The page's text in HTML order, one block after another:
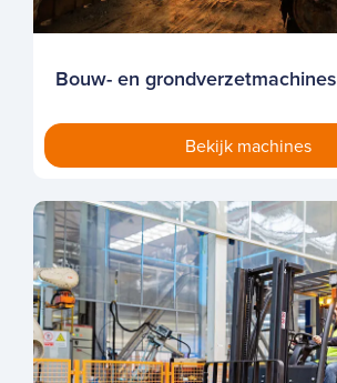
Bouw- en grondverzetmachines